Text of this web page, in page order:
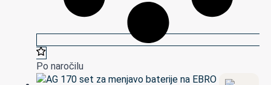
Po naročilu